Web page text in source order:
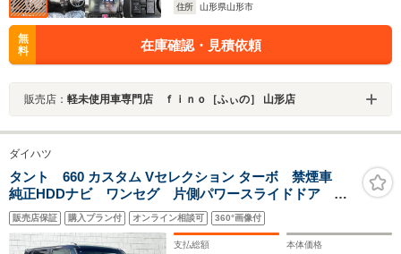
住所
山形県山形市
無
料
在庫確認・見積依頼
販売店： 軽未使用車専門店 ｆｉｎｏ［ふぃの］ 山形店
ダイハツ
タント 660 カスタム Vセレクション ターボ 禁煙車
純正HDDナビ ワンセグ 片側パワースライドドア
ETC スマートキー キセノンライト シートリフタ
ー 純正フロアマット 純正15インチアルミホイール
ウィンカーミラー 電動格納ミラー フォグ
販売店保証 購入プラン付 オンライン相談可 360°画像付
支払総額 本体価格